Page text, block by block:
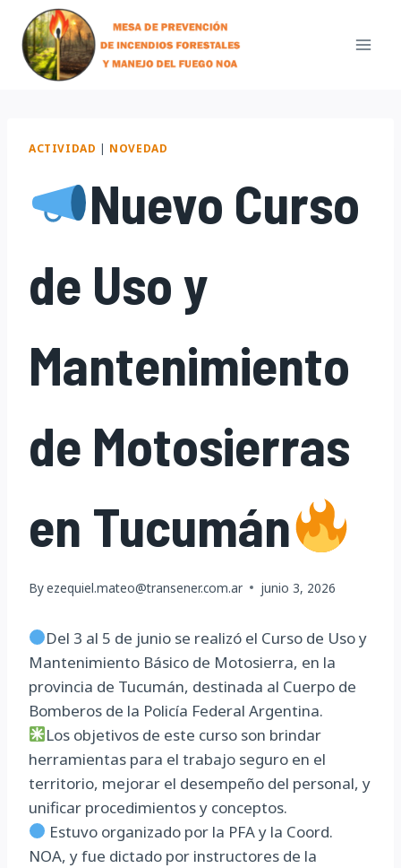
content
ACTIVIDAD | NOVEDAD
Nuevo Curso
de Uso y
Mantenimiento
de Motosierras
en Tucumán
Byezequiel.mateo@transener.com.ar junio 3, 2026
Del 3 al 5 de junio se realizó el Curso de Uso y
Mantenimiento Básico de Motosierra, en la
provincia de Tucumán, destinada al Cuerpo de
Bomberos de la Policía Federal Argentina.
Los objetivos de este curso son brindar
herramientas para el trabajo seguro en el
territorio, mejorar el desempeño del personal, y
unificar procedimientos y conceptos.
Estuvo organizado por la PFA y la Coord.
NOA, y fue dictado por instructores de la